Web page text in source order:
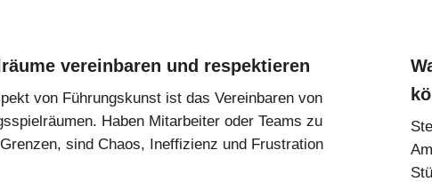
vereinbaren und respektieren
von Führungskunst ist das Vereinbaren von
Haben Mitarbeiter oder Teams zu
sind Chaos, Ineffizienz und Frustration